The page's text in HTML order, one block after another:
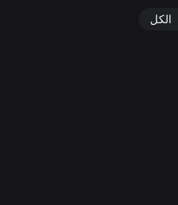
الكل